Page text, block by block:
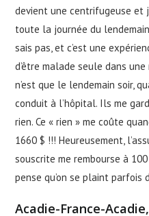
devient une centrifugeuse
toute la journée du
sais pas, et c’est une
d’être malade seule dans
n’est que le lendemain soir,
conduit à l’hôpital. Ils me
rien. Ce « rien » me coûte
1660 $ !!! Heureusement,
souscrite me rembourse à
pense qu’on se plaint parfois
Acadie-France-